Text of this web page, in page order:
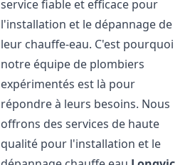
service fiable et efficace pour
l'installation et le dépannage de
leur chauffe-eau. C'est pourquoi
notre équipe de plombiers
expérimentés est là pour
répondre à leurs besoins. Nous
offrons des services de haute
qualité pour l'installation et le